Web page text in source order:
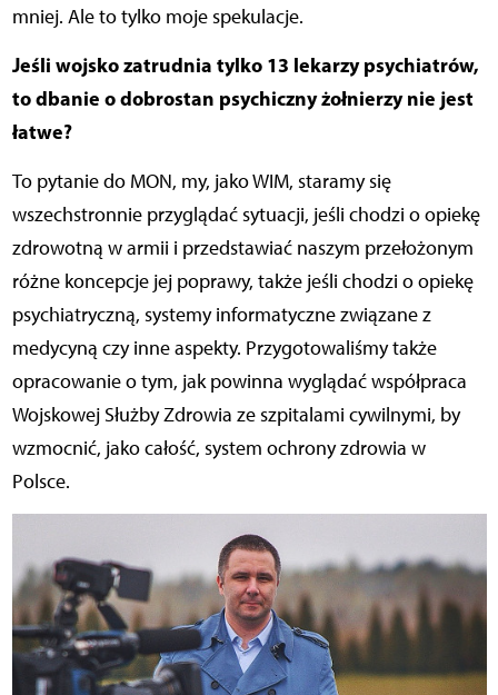
mniej. Ale to tylko moje spekulacje.
Jeśli wojsko zatrudnia tylko 13 lekarzy psychiatrów,
to dbanie o dobrostan psychiczny żołnierzy nie jest
łatwe?
To pytanie do MON, my, jako WIM, staramy się
wszechstronnie przyglądać sytuacji, jeśli chodzi o opiekę
zdrowotną w armii i przedstawiać naszym przełożonym
różne koncepcje jej poprawy, także jeśli chodzi o opiekę
psychiatryczną, systemy informatyczne związane z
medycyną czy inne aspekty. Przygotowaliśmy także
opracowanie o tym, jak powinna wyglądać współpraca
Wojskowej Służby Zdrowia ze szpitalami cywilnymi, by
wzmocnić, jako całość, system ochrony zdrowia w
Polsce.